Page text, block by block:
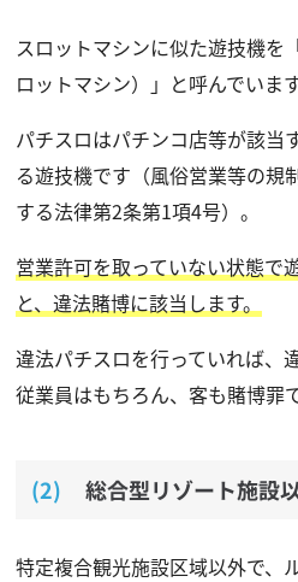
スロットマシンに似た遊技機を
ロットマシン）」と呼んでいます
パチスロはパチンコ店等が該当
る遊技機です（風俗営業等の規
する法律第2条第1項4号）。
営業許可を取っていない状態で
と、違法賭博に該当します。
違法パチスロを行っていれば、
従業員はもちろん、客も賭博罪
総合型リゾート施設
特定複合観光施設区域以外で、